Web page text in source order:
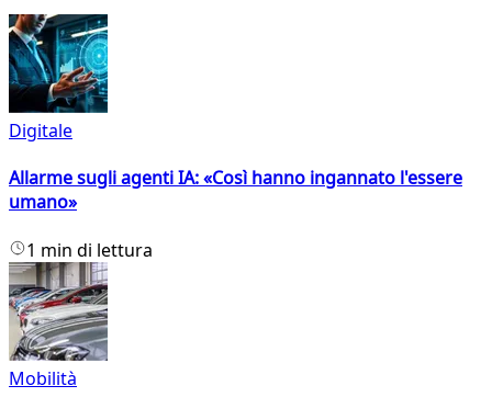
Digitale
Allarme sugli agenti IA: «Così hanno ingannato l'essere
umano»
1 min di lettura
Mobilità